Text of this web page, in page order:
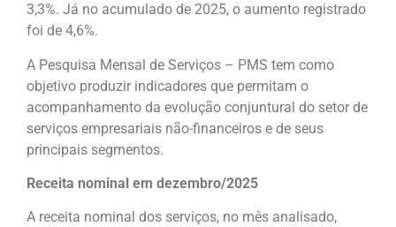
3,3%. Já no acumulado de 2025, o aumento registrado
foi de 4,6%.
A Pesquisa Mensal de Serviços – PMS tem como
objetivo produzir indicadores que permitam o
acompanhamento da evolução conjuntural do setor de
serviços empresariais não-financeiros e de seus
principais segmentos.
Receita nominal em dezembro/2025
A receita nominal dos serviços, no mês analisado,